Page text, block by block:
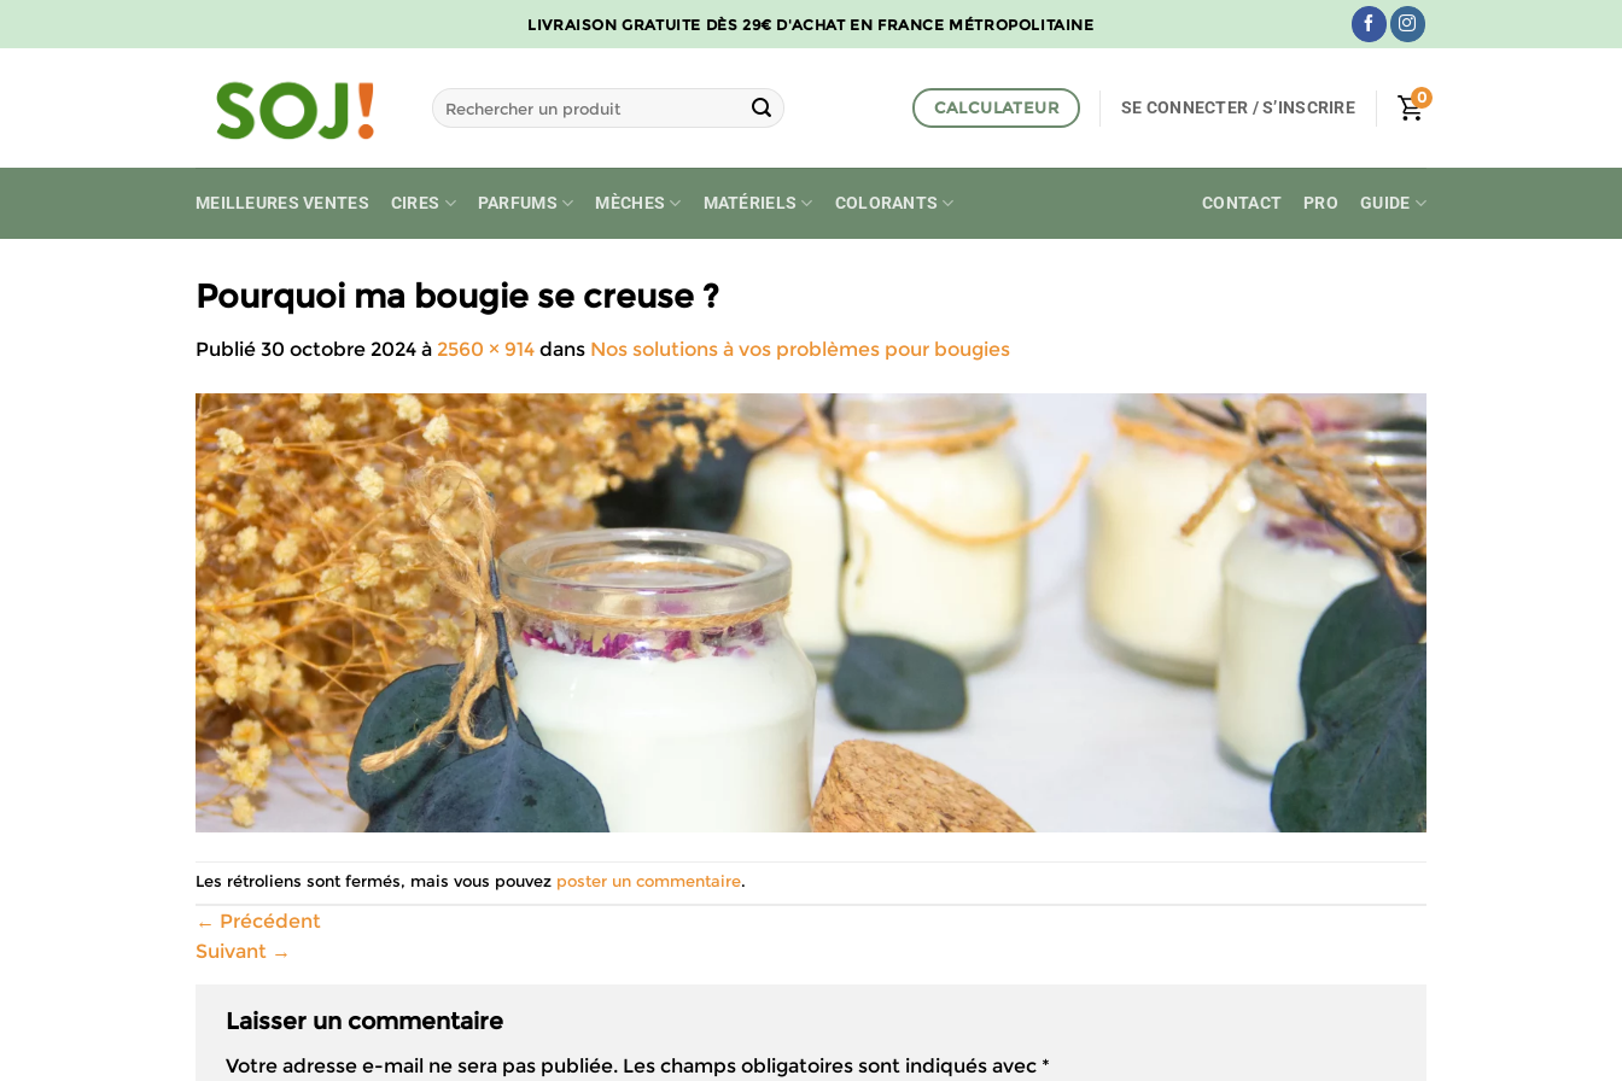
au
LIVRAISON GRATUITE DÈS 29€ D'ACHAT EN FRANCE MÉTROPOLITAINE
Recherche
pour :
CALCULATEUR SE CONNECTER / S’INSCRIRE 0
MEILLEURES VENTES CIRES PARFUMS MÈCHES MATÉRIELS COLORANTS CONTACT PRO GUIDE
Pourquoi ma bougie se creuse ?
Publié 30 octobre 2024 à 2560 × 914 dans Nos solutions à vos problèmes pour bougies
Les rétroliens sont fermés, mais vous pouvez poster un commentaire.
← Précédent
Suivant →
Laisser un commentaire
Votre adresse e-mail ne sera pas publiée. Les champs obligatoires sont indiqués avec *